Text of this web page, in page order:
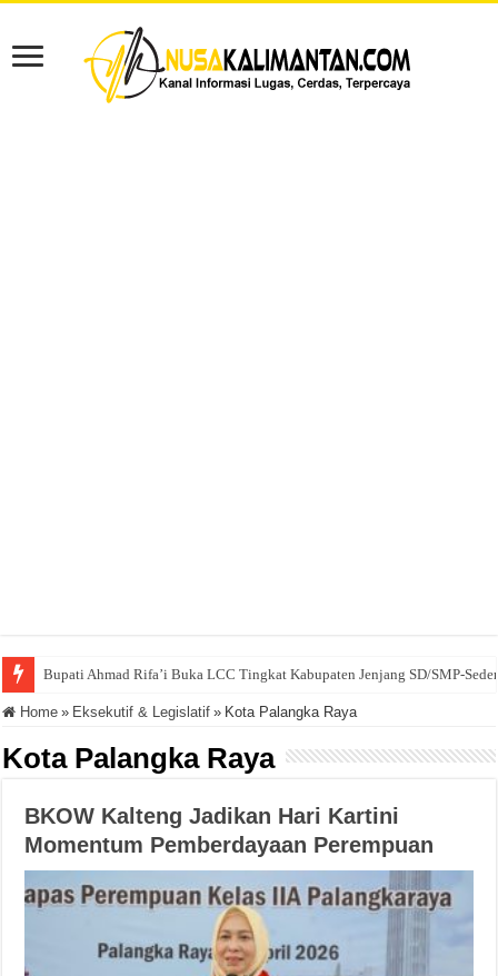
Bupati Ahmad Rifa’i Buka LCC Tingkat Kabupaten Jenjang SD/SMP-
Home » Eksekutif & Legislatif » Kota Palangka Raya
Kota Palangka Raya
BKOW Kalteng Jadikan Hari Kartini
Momentum Pemberdayaan Perempuan